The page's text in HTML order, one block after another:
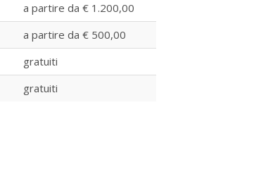
a partire da € 1.200,00
a partire da € 500,00
gratuiti
gratuiti